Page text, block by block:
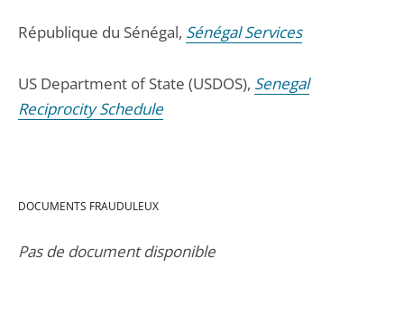
République du Sénégal, Sénégal Services
US Department of State (USDOS), Senegal
Reciprocity Schedule
DOCUMENTS FRAUDULEUX
Pas de document disponible